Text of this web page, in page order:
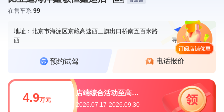
在售车系 99
地址：北京市海淀区京藏高速西三旗出口桥南五百米路
西
导航 电话
预约试驾 电话报价
4.9万元
店端综合活动至高可享49000
2026.07.17-2026.09.30